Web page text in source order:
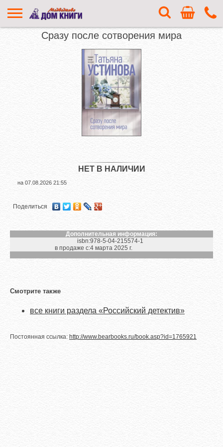
Сразу после сотворения мира
Поделиться
Дополнительная информация:
isbn:978-5-04-215574-1
в продаже с:4 марта 2025 г.
Смотрите также
все книги раздела «Российский детектив»
Постоянная ссылка: http://www.bearbooks.ru/book.asp?id=1765921
НЕТ В НАЛИЧИИ
на 07.08.2026 21:55